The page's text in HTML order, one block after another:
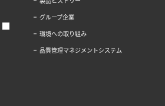
グループ企業
環境への取り組み
品質管理マネジメントシステム